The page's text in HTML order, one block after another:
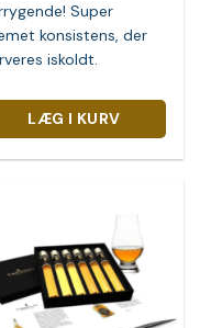
Super
konsistens, der
iskoldt.
LÆG I KURV